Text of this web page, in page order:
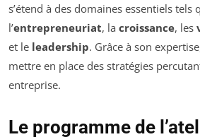
s’étend à des domaines essentiels tels
l’entrepreneuriat, la croissance, les
et le leadership. Grâce à son
mettre en place des stratégies
entreprise.
Le programme de